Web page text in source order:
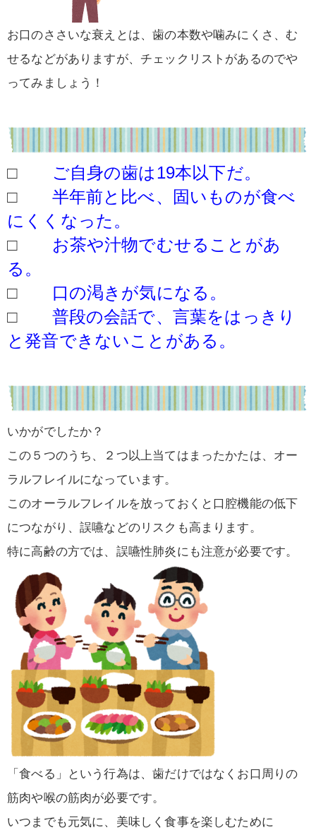
お口のささいな衰えとは、歯の本数や噛みにくさ、む
せるなどがありますが、チェックリストがあるのでや
ってみましょう！
□ ご自身の歯は19本以下だ。
□ 半年前と比べ、固いものが食べ
にくくなった。
□ お茶や汁物でむせることがあ
る。
□ 口の渇きが気になる。
□ 普段の会話で、言葉をはっきり
と発音できないことがある。
いかがでしたか？
この５つのうち、２つ以上当てはまったかたは、オー
ラルフレイルになっています。
このオーラルフレイルを放っておくと口腔機能の低下
につながり、誤嚥などのリスクも高まります。
特に高齢の方では、誤嚥性肺炎にも注意が必要です。
「食べる」という行為は、歯だけではなくお口周りの
筋肉や喉の筋肉が必要です。
いつまでも元気に、美味しく食事を楽しむために